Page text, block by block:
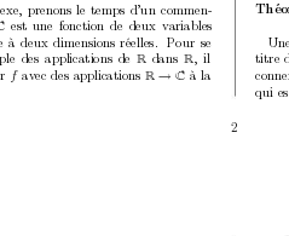
prenons le temps d’un commen-
est une fonction de deux variables
à deux dimensions réelles.
Pour se
des applications de
R dans R, il
favec des applications R→Cà la
titre
qui
2